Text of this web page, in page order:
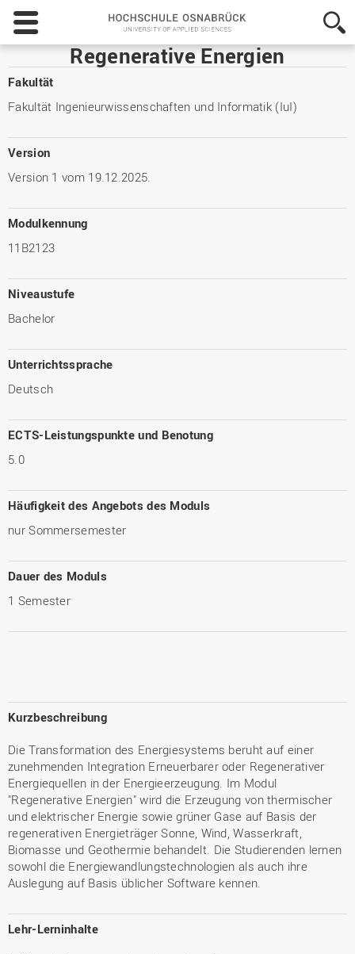
Hochschule
Osnabrück
-
University
Sciences
Regenerative Energien
Fakultät
Fakultät Ingenieurwissenschaften und Informatik (IuI)
Version
Version 1 vom 19.12.2025.
Modulkennung
11B2123
Niveaustufe
Bachelor
Unterrichtssprache
Deutsch
ECTS-Leistungspunkte und Benotung
5.0
Häufigkeit des Angebots des Moduls
nur Sommersemester
Dauer des Moduls
1 Semester
Kurzbeschreibung
Die Transformation des Energiesystems beruht auf einer
zunehmenden Integration Erneuerbarer oder Regenerativer
Energiequellen in der Energieerzeugung. Im Modul
"Regenerative Energien" wird die Erzeugung von thermischer
und elektrischer Energie sowie grüner Gase auf Basis der
regenerativen Energieträger Sonne, Wind, Wasserkraft,
Biomasse und Geothermie behandelt. Die Studierenden lernen
sowohl die Energiewandlungstechnologien als auch ihre
Auslegung auf Basis üblicher Software kennen.
Lehr-Lerninhalte